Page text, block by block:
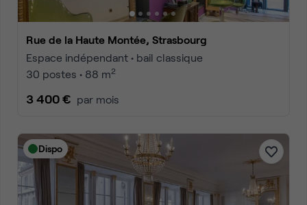
Rue de la Haute Montée, Strasbourg
Espace indépendant • bail classique
30 postes • 88 m2
3 400 € par mois
Dispo